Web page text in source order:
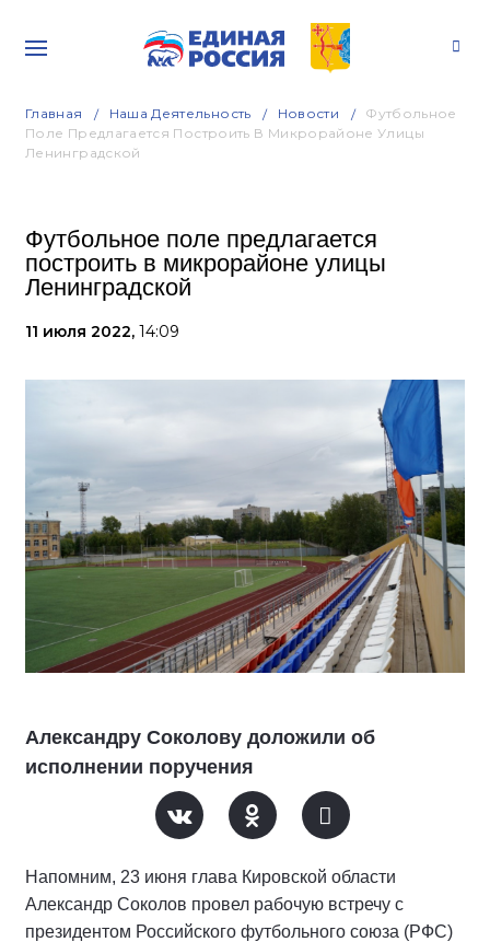
Главная Наша Деятельность Новости
Футбольное
Поле Предлагается Построить В Микрорайоне Улицы
Ленинградской
Футбольное поле предлагается
построить в микрорайоне улицы
Ленинградской
11 июля 2022, 14:09
Александру Соколову доложили об
исполнении поручения
Напомним, 23 июня глава Кировской области
Александр Соколов провел рабочую встречу с
президентом Российского футбольного союза (РФС)